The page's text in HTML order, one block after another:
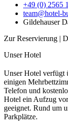
+49 (0) 2565
team@hotel-
Gildehauser
Zur Reservierung |
Unser Hotel
Unser Hotel verfügt
einigen
Telefon und
Hotel ein Aufzug
geeignet. Rund um
Parkplätze.